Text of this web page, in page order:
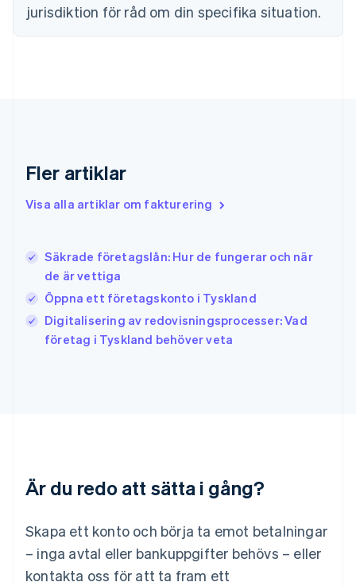
jurisdiktion för råd om din specifika situation.
Fler artiklar
Visa alla artiklar om fakturering
Säkrade företagslån: Hur de fungerar och när
de är vettiga
Öppna ett företagskonto i Tyskland
Digitalisering av redovisningsprocesser: Vad
företag i Tyskland behöver veta
Är du redo att sätta i gång?
Skapa ett konto och börja ta emot betalningar
– inga avtal eller bankuppgifter behövs – eller
kontakta oss för att ta fram ett
Förenade Arabemiraten
Gibraltar
Irland
Italien
日本語English
Kanada
Français
Kroatien
EnglishItaliano
Lettland
English简体中文
Malta
Mexiko
English
Nederländerna
NederlandsEnglish